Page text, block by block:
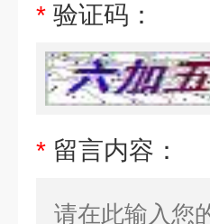
* 验证码：
* 留言内容：